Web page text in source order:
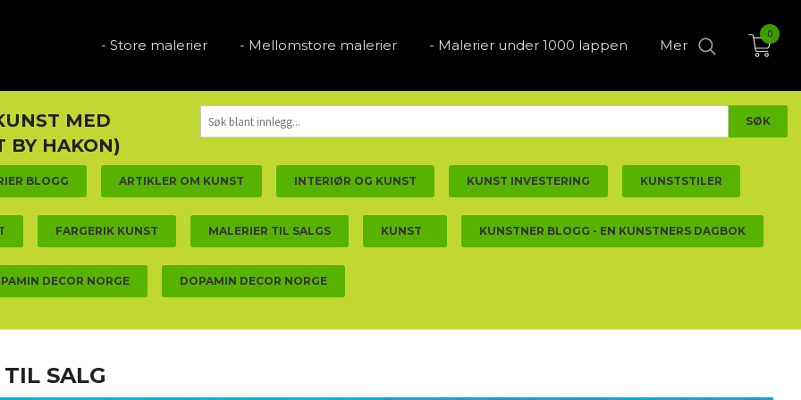
- Store malerier - Mellomstore malerier - Malerier under 1000 lappen Mer
0
MED
BY HAKON)
BLOGG ARTIKLER OM KUNST INTERIØR OG KUNST KUNST INVESTERING KUNSTSTILER
FARGERIK KUNST MALERIER TIL SALGS KUNST KUNSTNER BLOGG - EN KUNSTNERS DAGBOK
DECOR NORGE DOPAMIN DECOR NORGE
SALG